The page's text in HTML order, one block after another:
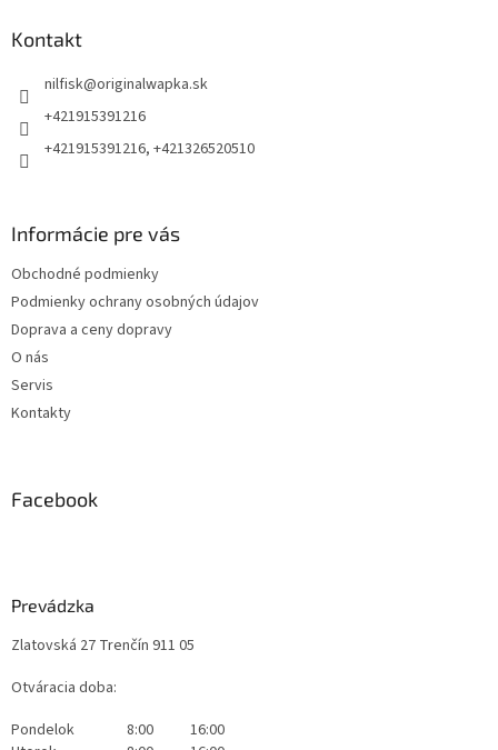
Kontakt
nilfisk@originalwapka.sk
+421915391216
+421915391216, +421326520510
Informácie pre vás
Obchodné podmienky
Podmienky ochrany osobných údajov
Doprava a ceny dopravy
O nás
Servis
Kontakty
Facebook
Prevádzka
Zlatovská 27 Trenčín 911 05
Otváracia doba:
Pondelok
8:00
16:00